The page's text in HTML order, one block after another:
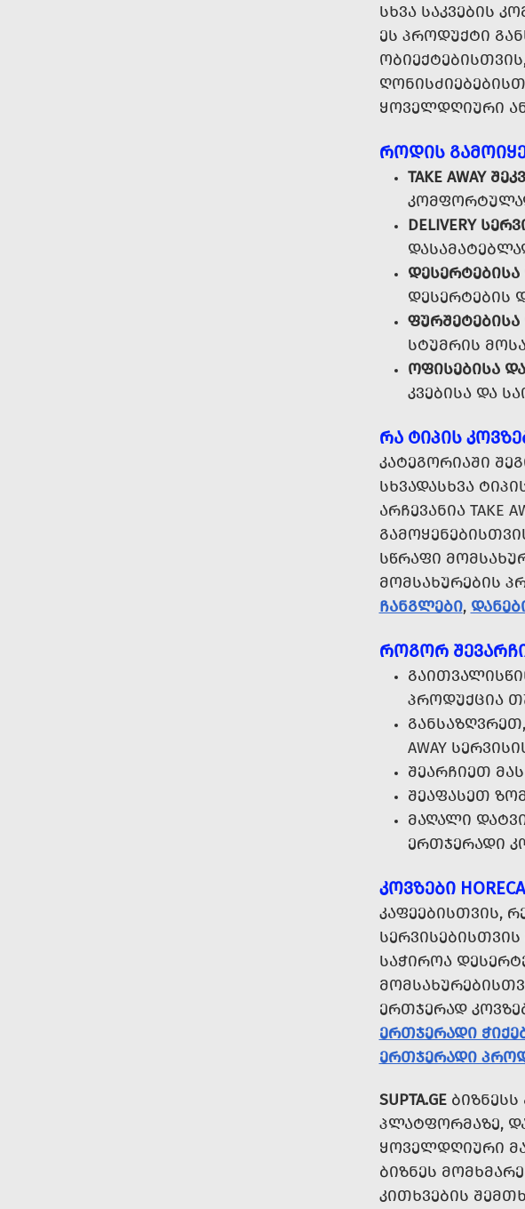
ᲡᲮᲕᲐ ᲡᲐᲙᲕᲔᲑᲘᲡ
ᲔᲡ ᲞᲠᲝᲓᲣᲥᲢᲘ
ᲧᲝᲕᲔᲚᲓᲦᲘᲣᲠᲘ
ᲠᲝᲓᲘᲡ
TAKE AWAY
DELIVERY
ᲓᲔᲡᲔᲠᲢᲔᲑᲘᲡ
ᲡᲢᲣᲛᲠᲘᲡ
ᲝᲤᲘᲡᲔᲑᲘᲡᲐ
ᲙᲕᲔᲑᲘᲡᲐ ᲓᲐ
ᲠᲐ ᲢᲘᲞᲘᲡ
ᲙᲐᲢᲔᲒᲝᲠᲘᲐᲨᲘ
ᲡᲮᲕᲐᲓᲐᲡᲮᲕᲐ
ᲐᲠᲩᲔᲕᲐᲜᲘᲐ
ᲡᲬᲠᲐᲤᲘ
ᲛᲝᲛᲡᲐᲮᲣᲠᲔᲑᲘᲡ
ᲩᲐᲜᲒᲚᲔᲑᲘ,
ᲠᲝᲒᲝᲠ
ᲞᲠᲝᲓᲣᲥᲪᲘᲐ
AWAY
ᲨᲔᲐᲠᲩᲘᲔᲗ
ᲨᲔᲐᲤᲐᲡᲔᲗ
ᲛᲐᲦᲐᲚᲘ
ᲔᲠᲗᲯᲔᲠᲐᲓᲘ
ᲙᲝᲕᲖᲔᲑᲘ
ᲙᲐᲤᲔᲔᲑᲘᲡᲗᲕᲘᲡ,
ᲡᲐᲭᲘᲠᲝᲐ
ᲔᲠᲗᲯᲔᲠᲐᲓ
ᲔᲠᲗᲯᲔᲠᲐᲓᲘ
ᲔᲠᲗᲯᲔᲠᲐᲓᲘ
SUPTA.GEᲑᲘᲖᲜᲔᲡᲡ
ᲞᲚᲐᲢᲤᲝᲠᲛᲐᲖᲔ,
ᲧᲝᲕᲔᲚᲓᲦᲘᲣᲠᲘ
ᲑᲘᲖᲜᲔᲡ
ᲙᲘᲗᲮᲕᲔᲑᲘᲡ